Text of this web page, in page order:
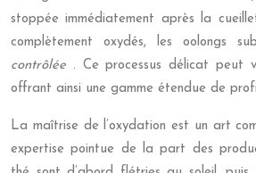
stoppée immédiatement après la
complètement oxydés, les oolongs
contrôlée . Ce processus délicat peut
offrant ainsi une gamme étendue de
La maîtrise de l’oxydation est un art
expertise pointue de la part des